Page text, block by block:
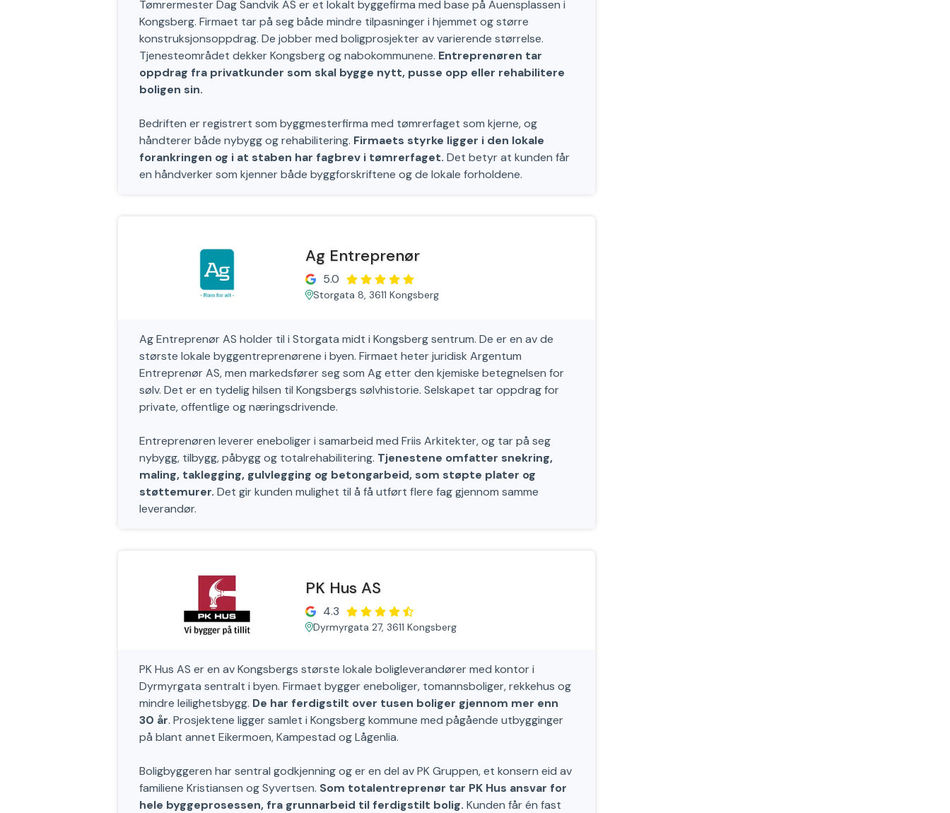
Tømrermester Dag Sandvik AS er et lokalt byggefirma med base på Auensplassen i
Kongsberg. Firmaet tar på seg både mindre tilpasninger i hjemmet og større
konstruksjonsoppdrag. De jobber med boligprosjekter av varierende størrelse.
Tjenesteområdet dekker Kongsberg og nabokommunene. Entreprenøren tar
oppdrag fra privatkunder som skal bygge nytt, pusse opp eller rehabilitere
boligen sin.
Bedriften er registrert som byggmesterfirma med tømrerfaget som kjerne, og
håndterer både nybygg og rehabilitering. Firmaets styrke ligger i den lokale
forankringen og i at staben har fagbrev i tømrerfaget. Det betyr at kunden får
en håndverker som kjenner både byggforskriftene og de lokale forholdene.
Ag Entreprenør
5.0
Storgata 8, 3611 Kongsberg
Ag Entreprenør AS holder til i Storgata midt i Kongsberg sentrum. De er en av de
største lokale byggentreprenørene i byen. Firmaet heter juridisk Argentum
Entreprenør AS, men markedsfører seg som Ag etter den kjemiske betegnelsen for
sølv. Det er en tydelig hilsen til Kongsbergs sølvhistorie. Selskapet tar oppdrag for
private, offentlige og næringsdrivende.
Entreprenøren leverer eneboliger i samarbeid med Friis Arkitekter, og tar på seg
nybygg, tilbygg, påbygg og totalrehabilitering. Tjenestene omfatter snekring,
maling, taklegging, gulvlegging og betongarbeid, som støpte plater og
støttemurer. Det gir kunden mulighet til å få utført flere fag gjennom samme
leverandør.
PK Hus AS
4.3
Dyrmyrgata 27, 3611 Kongsberg
PK Hus AS er en av Kongsbergs største lokale boligleverandører med kontor i
Dyrmyrgata sentralt i byen. Firmaet bygger eneboliger, tomannsboliger, rekkehus og
mindre leilighetsbygg. De har ferdigstilt over tusen boliger gjennom mer enn
30 år. Prosjektene ligger samlet i Kongsberg kommune med pågående utbygginger
på blant annet Eikermoen, Kampestad og Lågenlia.
Boligbyggeren har sentral godkjenning og er en del av PK Gruppen, et konsern eid av
familiene Kristiansen og Syvertsen. Som totalentreprenør tar PK Hus ansvar for
hele byggeprosessen, fra grunnarbeid til ferdigstilt bolig. Kunden får én fast